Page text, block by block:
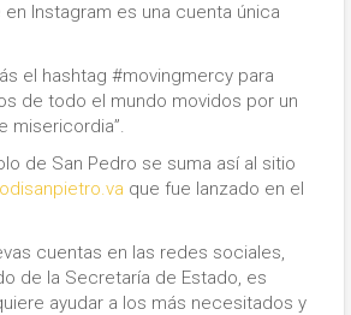
Instagram es una cuenta única
el hashtag #movingmercy para
de todo el mundo movidos por un
misericordia”.
de San Pedro se suma así al sitio
que fue lanzado en el
cuentas en las redes sociales,
de la Secretaría de Estado, es
ayudar a los más necesitados y